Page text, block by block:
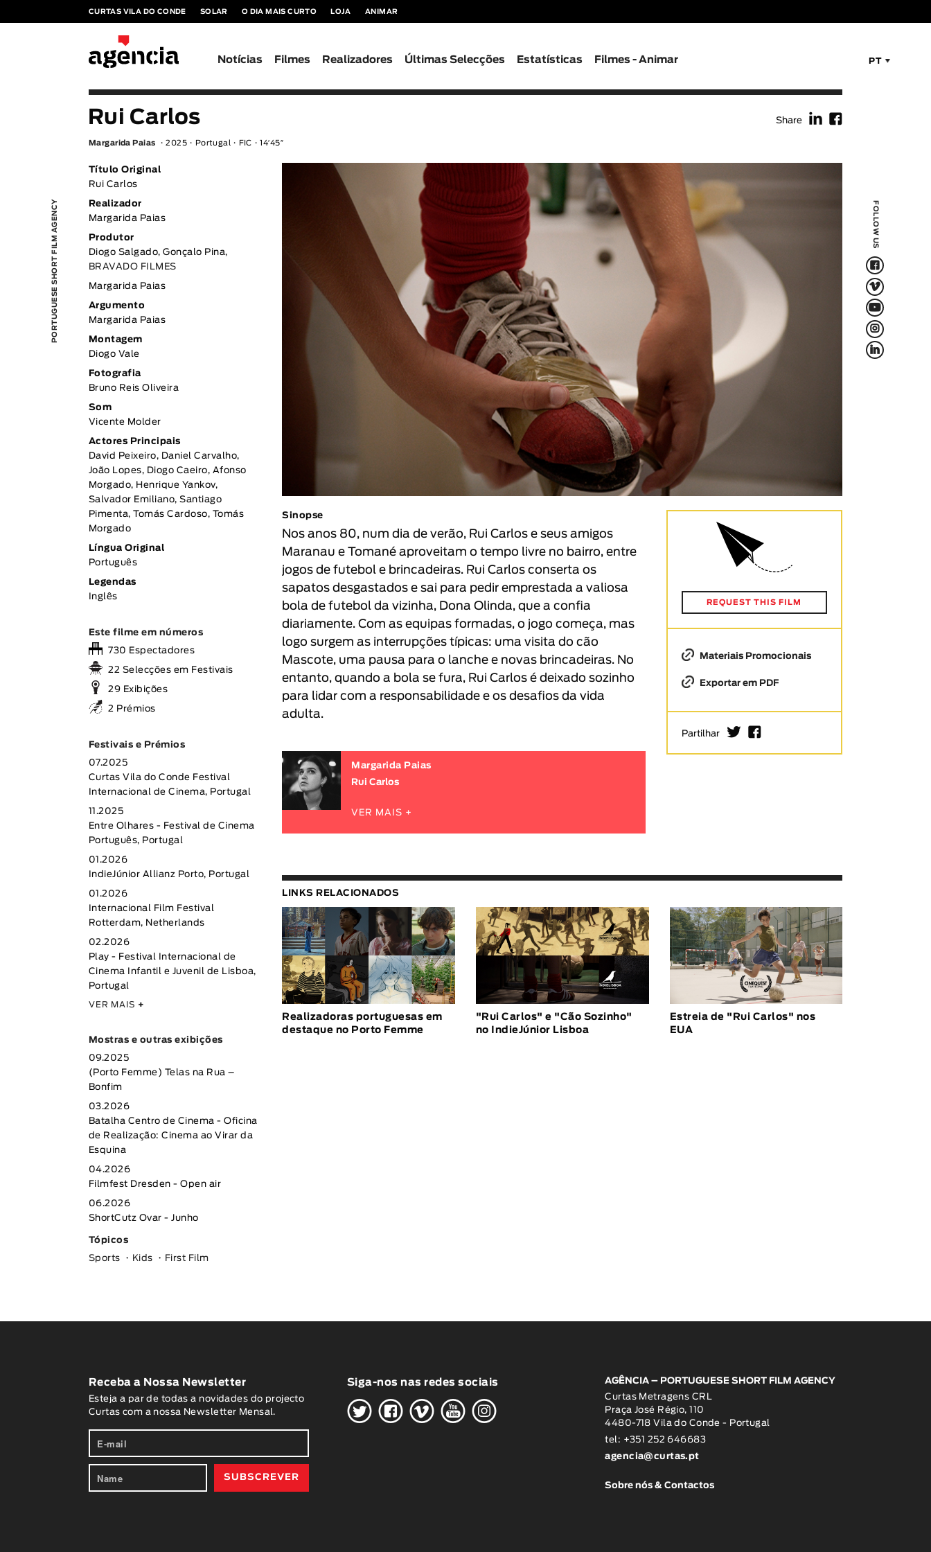
CURTAS VILA DO CONDE SOLAR O DIA MAIS CURTO LOJA ANIMAR
PT
Notícias Filmes Realizadores Últimas Selecções Estatísticas Filmes - Animar
PORTUGUESE SHORT FILM AGENCY FOLLOW US
F
V
Q
L
f
Rui Carlos
Margarida Paias 2025 Portugal FIC 14′45″
Share f F
REQUEST THIS FILM
Materiais Promocionais
Exportar em PDF
Partilhar I F
Sinopse
Nos anos 80, num dia de verão, Rui Carlos e seus amigos
Maranau e Tomané aproveitam o tempo livre no bairro, entre
jogos de futebol e brincadeiras. Rui Carlos conserta os
sapatos desgastados e sai para pedir emprestada a valiosa
bola de futebol da vizinha, Dona Olinda, que a confia
diariamente. Com as equipas formadas, o jogo começa, mas
logo surgem as interrupções típicas: uma visita do cão
Mascote, uma pausa para o lanche e novas brincadeiras. No
entanto, quando a bola se fura, Rui Carlos é deixado sozinho
para lidar com a responsabilidade e os desafios da vida
adulta.
Margarida Paias
Rui Carlos
VER MAIS +
LINKS RELACIONADOS
Realizadoras portuguesas em
destaque no Porto Femme
"Rui Carlos" e "Cão Sozinho"
no IndieJúnior Lisboa
Estreia de "Rui Carlos" nos
EUA
Título Original
Rui Carlos
Realizador
Margarida Paias
Produtor
Diogo Salgado, Gonçalo Pina,
BRAVADO FILMES
Margarida Paias
Argumento
Margarida Paias
Montagem
Diogo Vale
Fotografia
Bruno Reis Oliveira
Som
Vicente Molder
Actores Principais
David Peixeiro, Daniel Carvalho,
João Lopes, Diogo Caeiro, Afonso
Morgado, Henrique Yankov,
Salvador Emiliano, Santiago
Pimenta, Tomás Cardoso, Tomás
Morgado
Língua Original
Português
Legendas
Inglês
Este filme em números
730 Espectadores
22 Selecções em Festivais
29 Exibições
2 Prémios
Festivais e Prémios
07.2025
Curtas Vila do Conde Festival
Internacional de Cinema, Portugal
11.2025
Entre Olhares - Festival de Cinema
Português, Portugal
01.2026
IndieJúnior Allianz Porto, Portugal
01.2026
Internacional Film Festival
Rotterdam, Netherlands
02.2026
Play - Festival Internacional de
Cinema Infantil e Juvenil de Lisboa,
Portugal
VER MAIS +
Mostras e outras exibições
09.2025
(Porto Femme) Telas na Rua –
Bonfim
03.2026
Batalha Centro de Cinema - Oficina
de Realização: Cinema ao Virar da
Esquina
04.2026
Filmfest Dresden - Open air
06.2026
ShortCutz Ovar - Junho
Tópicos
Sports
Kids First Film
Receba a Nossa Newsletter
Esteja a par de todas a novidades do projecto
Curtas com a nossa Newsletter Mensal.
Siga-nos nas redes sociais
HGWOK
AGÊNCIA – PORTUGUESE SHORT FILM AGENCY
Curtas Metragens CRL
Praça José Régio, 110
4480-718 Vila do Conde - Portugal
tel: +351 252 646683
agencia@curtas.pt
Sobre nós & Contactos